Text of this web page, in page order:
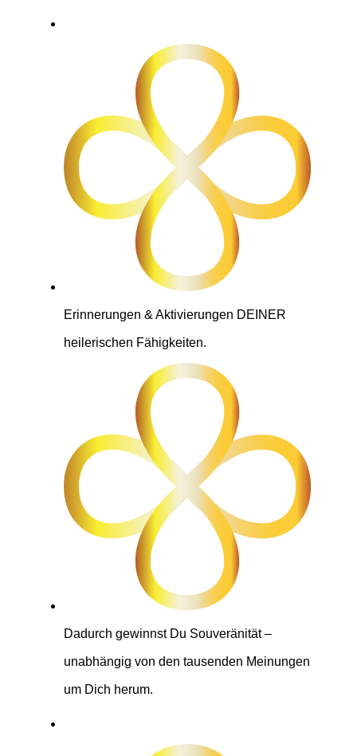
Erinnerungen & Aktivierungen DEINER
heilerischen Fähigkeiten.
Dadurch gewinnst Du Souveränität –
unabhängig von den tausenden Meinungen
um Dich herum.